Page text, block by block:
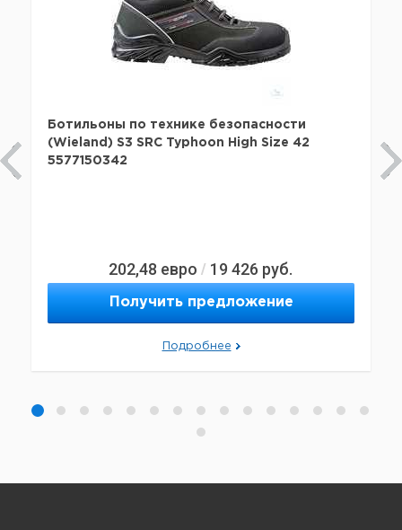
Ботильоны по технике безопасности
(Wieland) S3 SRC Typhoon High Size 42
5577150342
202,48 евро / 19 426 руб.
Получить предложение
Подробнее